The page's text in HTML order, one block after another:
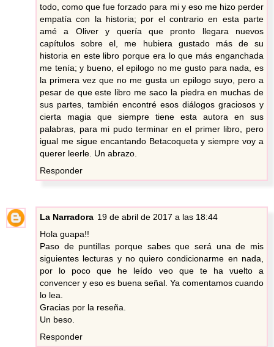
todo, como que fue forzado para mi y eso me hizo perder
empatía con la historia; por el contrario en esta parte
amé a Oliver y quería que pronto llegara nuevos
capítulos sobre el, me hubiera gustado más de su
historia en este libro porque era lo que más enganchada
me tenía; y bueno, el epilogo no me gusto para nada, es
la primera vez que no me gusta un epilogo suyo, pero a
pesar de que este libro me saco la piedra en muchas de
sus partes, también encontré esos diálogos graciosos y
cierta magia que siempre tiene esta autora en sus
palabras, para mi pudo terminar en el primer libro, pero
igual me sigue encantando Betacoqueta y siempre voy a
querer leerle. Un abrazo.
Responder
La Narradora 19 de abril de 2017 a las 18:44
Hola guapa!!
Paso de puntillas porque sabes que será una de mis
siguientes lecturas y no quiero condicionarme en nada,
por lo poco que he leído veo que te ha vuelto a
convencer y eso es buena señal. Ya comentamos cuando
lo lea.
Gracias por la reseña.
Un beso.
Responder